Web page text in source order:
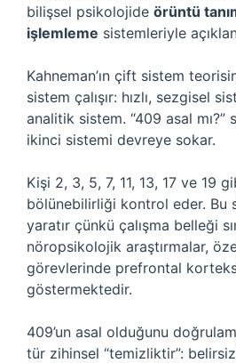
bilişsel psikolojide örüntü
işlemleme sistemleriyle
Kahneman’ın çift sistem
sistem çalışır: hızlı, sezgisel
analitik sistem. “409 asal mı?”
ikinci sistemi devreye sokar.
Kişi 2, 3, 5, 7, 11, 13, 17 ve 19
bölünebilirliği kontrol eder. Bu
yaratır çünkü çalışma belleği
nöropsikolojik araştırmalar,
görevlerinde prefrontal
göstermektedir.
409’un asal olduğunu
tür zihinsel “temizliktir”: